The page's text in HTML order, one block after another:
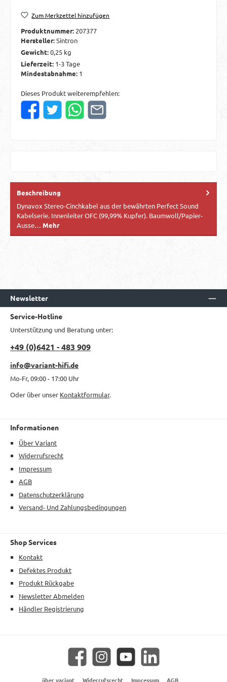
Zum Merkzettel hinzufügen
Produktnummer: 207377
Hersteller:Sintron
Gewicht:0,25 kg
Lieferzeit: 1-3 Tage
Mindestabnahme: 1
Dieses Produkt weiterempfehlen:
Beschreibung
Dynavox Stereo-Cinchkabel aus der bewährten Perfect Sound
Kabelserie. Innenleiter OFC (99,99% Kupfer). Baumwoll/Papier-
Ausse… Mehr
Newsletter
Service-Hotline
Unterstützung und Beratung unter:
+49 (0)6421 - 483 909
info@variant-hifi.de
Mo-Fr, 09:00 - 17:00 Uhr
Oder über unser Kontaktformular.
Informationen
Über Variant
Widerrufsrecht
Impressum
AGB
Datenschutzerklärung
Versand- Und Zahlungsbedingungen
Shop Services
Kontakt
Defektes Produkt
Produkt Rückgabe
Newsletter Abmelden
Händler Registrierung
Facebook Instagram YouTube LinkedIn
über variant Widerrufsrecht Impressum AGB